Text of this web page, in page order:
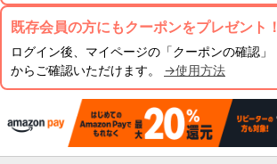
既存会員の方にもクーポンをプレゼント！
ログイン後、マイページの「クーポンの確認」
からご確認いただけます。 →使用方法